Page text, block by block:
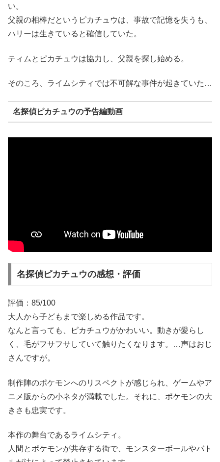
い。
父親の相棒だというピカチュウは、事故で記憶を失うも、
ハリーは生きていると確信していた。
ティムとピカチュウは協力し、父親を探し始める。
そのころ、ライムシティでは不可解な事件が起きていた…
名探偵ピカチュウの予告編動画
名探偵ピカチュウの感想・評価
評価：85/100
大人から子どもまで楽しめる作品です。
なんと言っても、ピカチュウがかわいい。動きが愛らし
く、毛がフサフサしていて触りたくなります。…声はおじ
さんですが。
制作陣のポケモンへのリスペクトが感じられ、ゲームやア
ニメ版からの小ネタが満載でした。それに、ポケモンの大
きさも忠実です。
本作の舞台であるライムシティ。
人間とポケモンが共存する街で、モンスターボールやバト